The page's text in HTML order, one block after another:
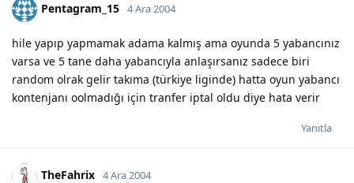
Pentagram_15 4 Ara 2004
hile yapıp yapmamak adama kalmış ama oyunda 5 yabancınız
varsa ve 5 tane daha yabancıyla anlaşırsanız sadece biri
random olrak gelir takıma (türkiye liginde) hatta oyun yabancı
kontenjanı oolmadığı için tranfer iptal oldu diye hata verir
Yanıtla
TheFahrix 4 Ara 2004